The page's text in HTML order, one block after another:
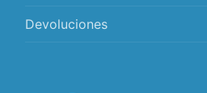
Devoluciones